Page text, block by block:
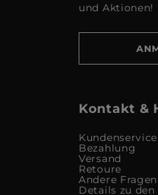
und Aktionen!
Kontakt &
Kundenservice
Bezahlung
Versand
Retoure
Andere
Details zu